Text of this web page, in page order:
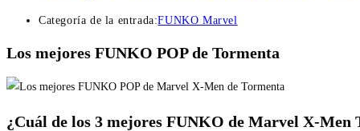
Categoría de la entrada:FUNKO Marvel
Los mejores FUNKO POP de Tormenta
¿Cuál de los 3 mejores FUNKO de Marvel X-Men